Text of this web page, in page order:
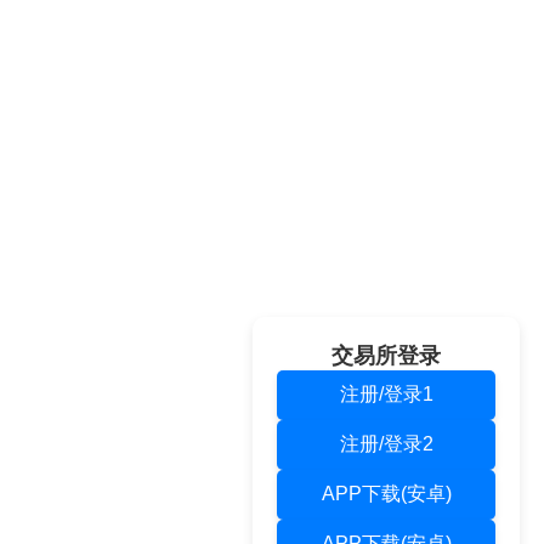
交易所登录
注册/登录1
注册/登录2
APP下载(安卓)